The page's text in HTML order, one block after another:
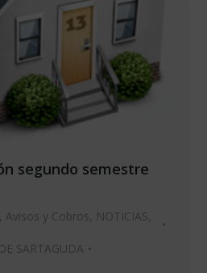
segundo semestre
, Avisos y Cobros, NOTICIAS,
SARTAGUDA